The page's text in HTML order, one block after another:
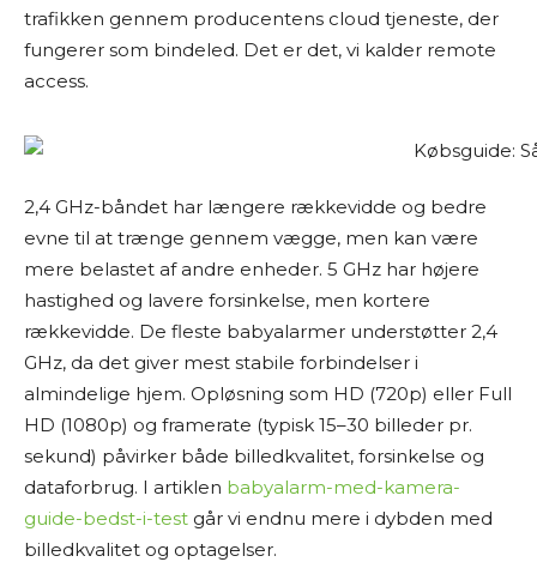
trafikken gennem producentens cloud tjeneste, der
fungerer som bindeled. Det er det, vi kalder remote
access.
2,4 GHz-båndet har længere rækkevidde og bedre
evne til at trænge gennem vægge, men kan være
mere belastet af andre enheder. 5 GHz har højere
hastighed og lavere forsinkelse, men kortere
rækkevidde. De fleste babyalarmer understøtter 2,4
GHz, da det giver mest stabile forbindelser i
almindelige hjem. Opløsning som HD (720p) eller Full
HD (1080p) og framerate (typisk 15–30 billeder pr.
sekund) påvirker både billedkvalitet, forsinkelse og
dataforbrug. I artiklen babyalarm-med-kamera-
guide-bedst-i-test går vi endnu mere i dybden med
billedkvalitet og optagelser.